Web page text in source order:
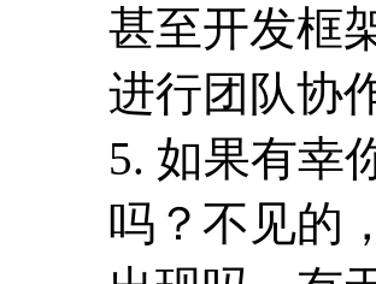
甚至开发框
进行团队协
5. 如果有幸
吗？不见的